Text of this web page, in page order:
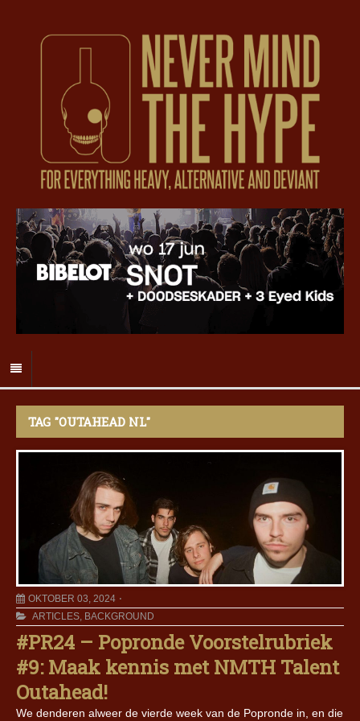
TAG "OUTAHEAD NL"
OKTOBER 03, 2024
ARTICLES, BACKGROUND
#PR24 – Popronde Voorstelrubriek
#9: Maak kennis met NMTH Talent
Outahead!
We denderen alweer de vierde week van de Popronde in, en die